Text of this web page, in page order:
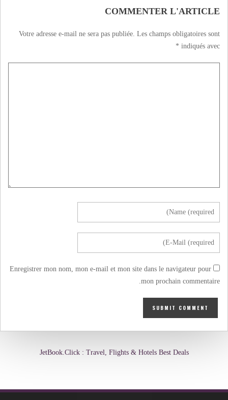
COMMENTER L'ARTICLE
Votre adresse e-mail ne sera pas publiée. Les champs obligatoires sont
indiqués avec
*
Enregistrer mon nom, mon e-mail et mon site dans le navigateur pour
mon prochain commentaire.
JetBook.Click : Travel, Flights & Hotels Best Deals